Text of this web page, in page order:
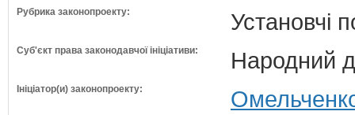
Рубрика законопроекту: Установчі
Суб'єкт права законодавчої ініціативи: Народний
Ініціатор(и) законопроекту: